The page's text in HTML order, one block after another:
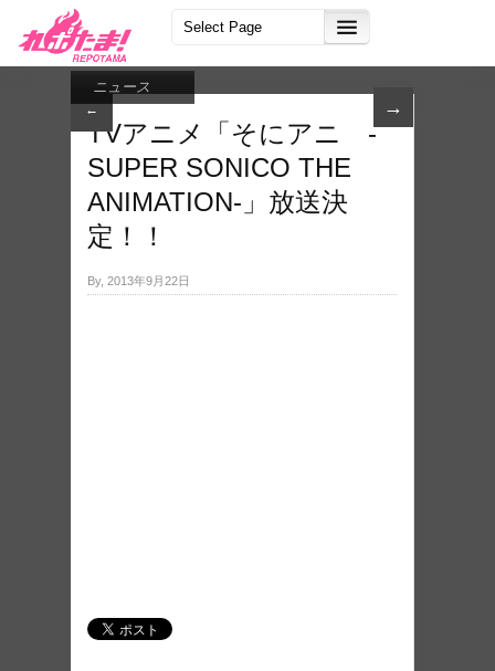
← →
ニュース
TVアニメ「そにアニ -
SUPER SONICO THE
ANIMATION-」放送決
定！！
By, 2013年9月22日